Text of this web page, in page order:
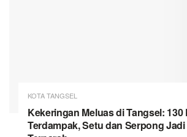
KOTA TANGSEL
Kekeringan Meluas di Tangsel: 130
Terdampak, Setu dan Serpong